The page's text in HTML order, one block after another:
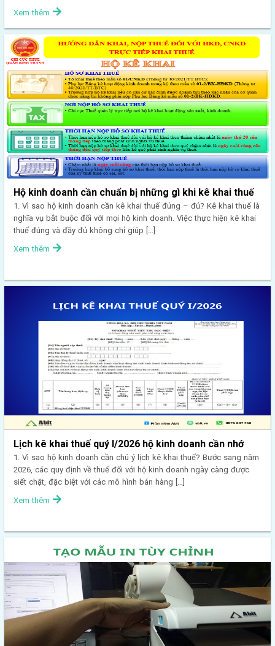
Xem thêm
Hộ kinh doanh cần chuẩn bị những gì khi kê khai thuế
1. Vì sao hộ kinh doanh cần kê khai thuế đúng – đủ? Kê khai thuế là
nghĩa vụ bắt buộc đối với mọi hộ kinh doanh. Việc thực hiện kê khai
thuế đúng và đầy đủ không chỉ giúp […]
Xem thêm
Lịch kê khai thuế quý I/2026 hộ kinh doanh cần nhớ
1. Vì sao hộ kinh doanh cần chú ý lịch kê khai thuế? Bước sang năm
2026, các quy định về thuế đối với hộ kinh doanh ngày càng được
siết chặt, đặc biệt với các mô hình bán hàng […]
Xem thêm